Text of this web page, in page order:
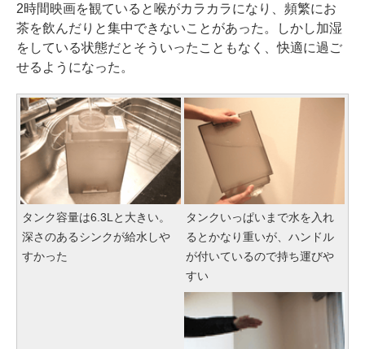
2時間映画を観ていると喉がカラカラになり、頻繁にお
茶を飲んだりと集中できないことがあった。しかし加湿
をしている状態だとそういったこともなく、快適に過ご
せるようになった。
タンク容量は6.3Lと大きい。
深さのあるシンクが給水しや
すかった
タンクいっぱいまで水を入れ
るとかなり重いが、ハンドル
が付いているので持ち運びや
すい